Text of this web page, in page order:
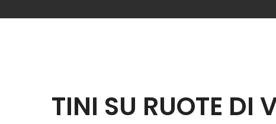
TINI SU RUOTE DI